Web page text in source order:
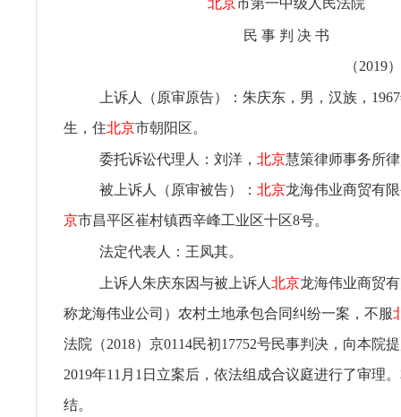
北京市第一中级人民法院
民 事 判 决 书
（2019
上诉人（原审原告）：朱庆东，男，汉族，
生，住北京市朝阳区。
委托诉讼代理人：刘洋， 北京慧策律师事务所
被上诉人（原审被告）： 北京龙海伟业商贸有
京市昌平区崔村镇西辛峰工业区十区8号。
法定代表人：王凤其。
上诉人朱庆东因与被上诉人 北京龙海伟业商贸
称龙海伟业公司）农村土地承包合同纠纷一案，不服
法院（2018）京0114民初17752号民事判决，向本院
2019年11月1日立案后，依法组成合议庭进行了审理
结。